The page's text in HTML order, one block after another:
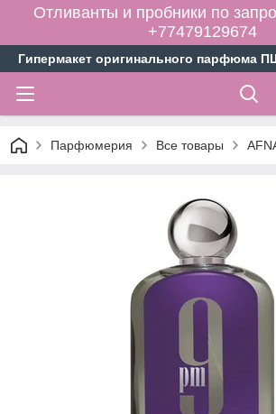
Отливанты и пробники по
+77479129674
Гипермакет оригинального парфюма
Парфюмерия Все товары